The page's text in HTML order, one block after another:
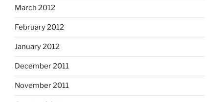
March 2012
February 2012
January 2012
December 2011
November 2011